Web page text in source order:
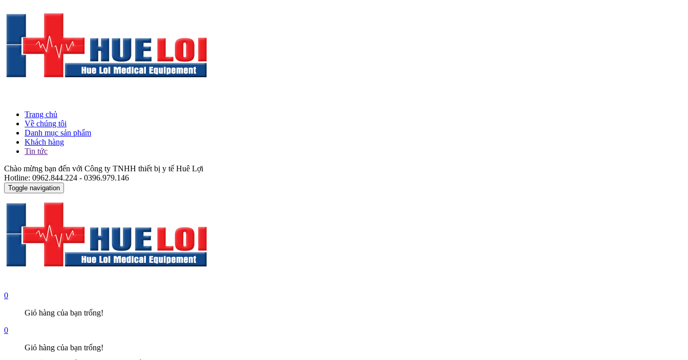
Trang chủ
Về chúng tôi
Danh mục sản phẩm
Khách hàng
Tin tức
Chào mừng bạn đến với Công ty TNHH thiết bị y tế Huê Lợi
Hotline: 0962.844.224 - 0396.979.146
Toggle navigation
0
Giỏ hàng của bạn trống!
0
Giỏ hàng của bạn trống!